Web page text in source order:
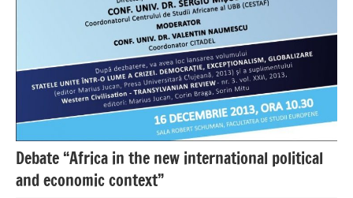
Debate “Africa in the new international political
and economic context”